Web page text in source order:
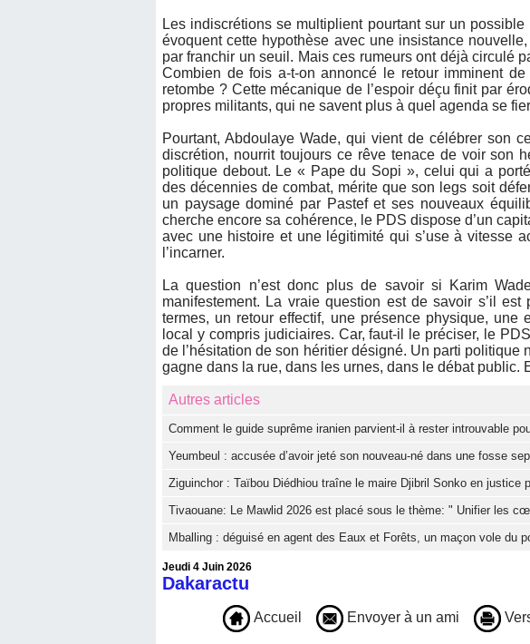
Les indiscrétions se multiplient pourtant sur un
évoquent cette hypothèse avec une insistance
par franchir un seuil. Mais ces rumeurs ont déjà circulé
Combien de fois a-t-on annoncé le retour imminent
retombe ? Cette mécanique de l’espoir déçu finit par
propres militants, qui ne savent plus à quel agenda se
Pourtant, Abdoulaye Wade, qui vient de célébrer son
discrétion, nourrit toujours ce rêve tenace de voir son
politique debout. Le « Pape du Sopi », celui qui a
des décennies de combat, mérite que son legs soit
un paysage dominé par Pastef et ses nouveaux
cherche encore sa cohérence, le PDS dispose d’un
avec une histoire et une légitimité qui s’use à vitesse
l’incarner.
La question n’est donc plus de savoir si Karim
manifestement. La vraie question est de savoir s’il
termes, un retour effectif, une présence physique,
local y compris judiciaires. Car, faut-il le préciser, le
de l’hésitation de son héritier désigné. Un parti politique
gagne dans la rue, dans les urnes, dans le débat public.
Autres articles
Comment le guide suprême iranien parvient-il à rester introuvable
Yeumbeul : accusée d’avoir jeté son nouveau-né dans une fosse
Ziguinchor : Taïbou Diédhiou traîne le maire Djibril Sonko en justice
Tivaouane: Le Mawlid 2026 est placé sous le thème: " Unifier les
Mballing : déguisé en agent des Eaux et Forêts, un maçon vole du
Jeudi 4 Juin 2026
Dakaractu
Accueil Envoyer à un ami